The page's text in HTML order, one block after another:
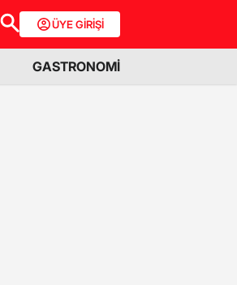
ÜYE GİRİŞİ
GASTRONOMİ